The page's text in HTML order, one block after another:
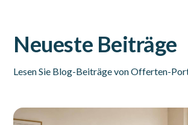
Neueste Beiträge
Lesen Sie Blog-Beiträge von Offerten-